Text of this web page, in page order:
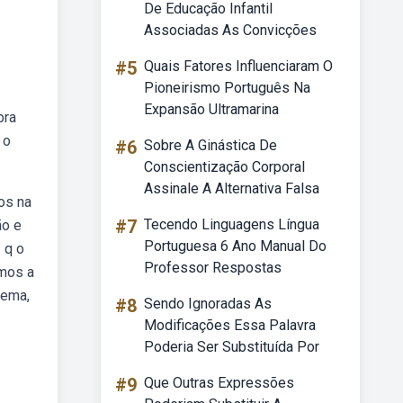
na
e
q o
a
De Educação Infantil
Associadas As Convicções
#5 Quais Fatores Influenciaram O
Pioneirismo Português Na
Expansão Ultramarina
#6 Sobre A Ginástica De
Conscientização Corporal
Assinale A Alternativa Falsa
#7 Tecendo Linguagens Língua
Portuguesa 6 Ano Manual Do
Professor Respostas
#8 Sendo Ignoradas As
Modificações Essa Palavra
Poderia Ser Substituída Por
#9 Que Outras Expressões